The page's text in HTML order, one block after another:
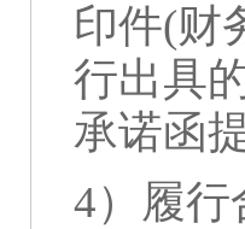
印件(财
行出具
承诺函
4）履行